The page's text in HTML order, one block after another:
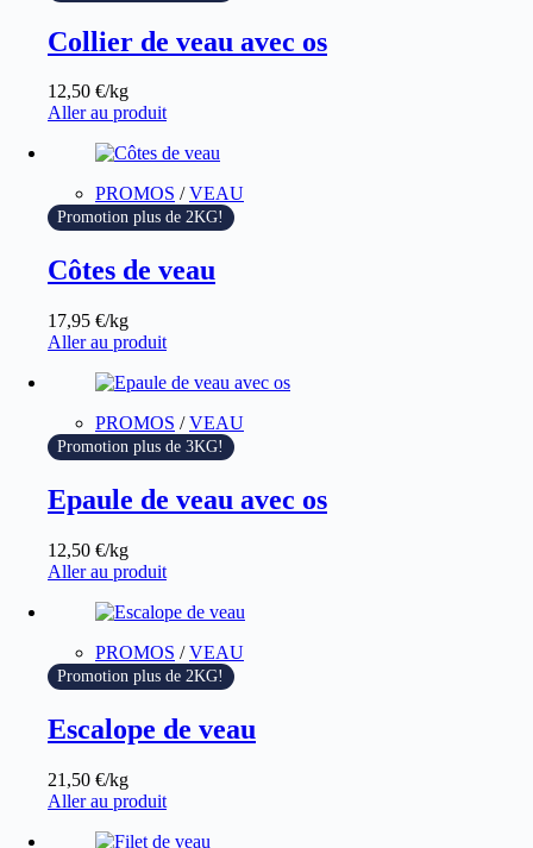
Collier de veau avec os
12,50 €/kg
Aller au produit
PROMOS /VEAU
Promotion plus de 2KG!
Côtes de veau
17,95 €/kg
Aller au produit
PROMOS /VEAU
Promotion plus de 3KG!
Epaule de veau avec os
12,50 €/kg
Aller au produit
PROMOS /VEAU
Promotion plus de 2KG!
Escalope de veau
21,50 €/kg
Aller au produit